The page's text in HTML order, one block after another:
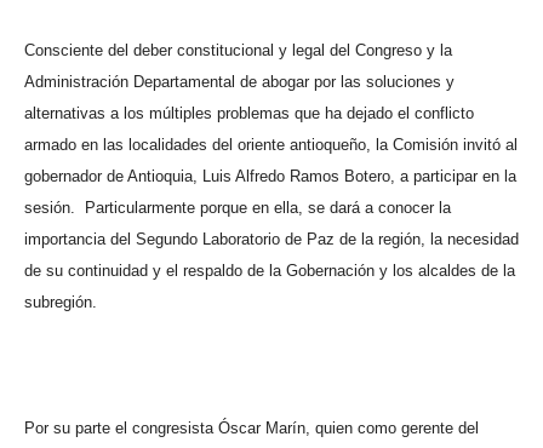
Consciente del deber constitucional y legal del Congreso y la
Administración Departamental de abogar por las soluciones y
alternativas a los múltiples problemas que ha dejado el conflicto
armado en las localidades del oriente antioqueño, la Comisión invitó al
gobernador de Antioquia, Luis Alfredo Ramos Botero, a participar en la
sesión.
Particularmente porque en ella, se dará a conocer la
importancia del Segundo Laboratorio de Paz de la región, la necesidad
de su continuidad y el respaldo de la Gobernación y los alcaldes de la
subregión.
Por su parte el congresista Óscar Marín, quien como gerente del